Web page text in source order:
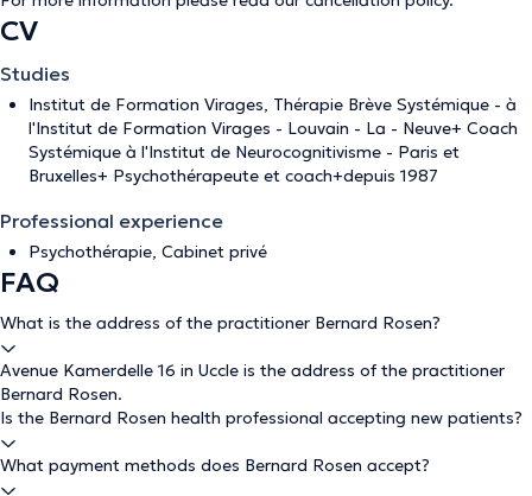
CV
Studies
Institut de Formation Virages, Thérapie Brève Systémique - à
l'Institut de Formation Virages - Louvain - La - Neuve+ Coach
Systémique à l'Institut de Neurocognitivisme - Paris et
Bruxelles+ Psychothérapeute et coach+depuis 1987
Professional experience
Psychothérapie, Cabinet privé
FAQ
What is the address of the practitioner Bernard Rosen?
Avenue Kamerdelle 16 in Uccle is the address of the practitioner
Bernard Rosen.
Is the Bernard Rosen health professional accepting new patients?
What payment methods does Bernard Rosen accept?